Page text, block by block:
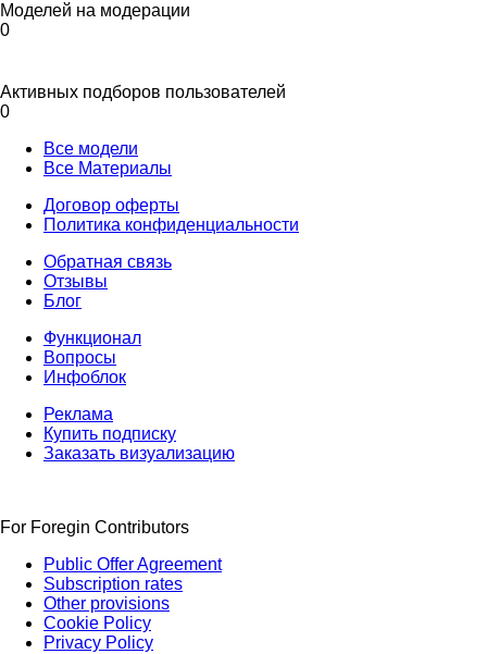
Моделей на модерации
0
Активных подборов пользователей
0
Все модели
Все Материалы
Договор оферты
Политика конфиденциальности
Обратная связь
Отзывы
Блог
Функционал
Вопросы
Инфоблок
Реклама
Купить подписку
Заказать визуализацию
For Foregin Contributors
Public Offer Agreement
Subscription rates
Other provisions
Cookie Policy
Privacy Policy